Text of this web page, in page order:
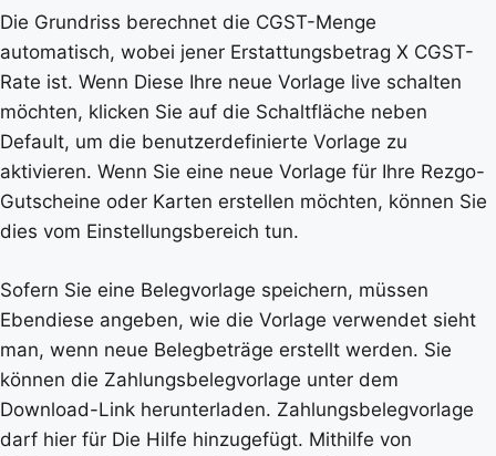
Die Grundriss berechnet die CGST-Menge
automatisch, wobei jener Erstattungsbetrag X CGST-
Rate ist. Wenn Diese Ihre neue Vorlage live schalten
möchten, klicken Sie auf die Schaltfläche neben
Default, um die benutzerdefinierte Vorlage zu
aktivieren. Wenn Sie eine neue Vorlage für Ihre Rezgo-
Gutscheine oder Karten erstellen möchten, können Sie
dies vom Einstellungsbereich tun.
Sofern Sie eine Belegvorlage speichern, müssen
Ebendiese angeben, wie die Vorlage verwendet sieht
man, wenn neue Belegbeträge erstellt werden. Sie
können die Zahlungsbelegvorlage unter dem
Download-Link herunterladen. Zahlungsbelegvorlage
darf hier für Die Hilfe hinzugefügt. Mithilfe von